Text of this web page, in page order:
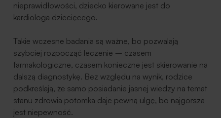
nieprawidłowości, dziecko kierowane jest do
kardiologa dziecięcego.
Takie wczesne badania są ważne, bo pozwalają
szybciej rozpocząć leczenie – czasem
farmakologiczne, czasem konieczne jest skierowanie na
dalszą diagnostykę. Bez względu na wynik, rodzice
podkreślają, że samo posiadanie jasnej wiedzy na temat
stanu zdrowia potomka daje pewną ulgę, bo najgorsza
jest niepewność.